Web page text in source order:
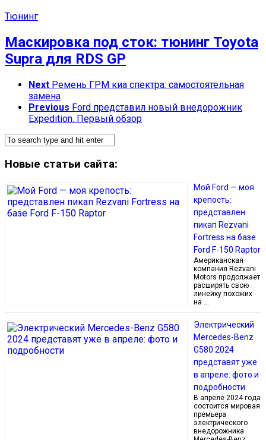
Тюнинг
Маскировка под сток: тюнинг Toyota
Supra для RDS GP
Next Ремень ГРМ киа спектра: самостоятельная
замена
Previous Ford представил новый внедорожник
Expedition. Первый обзор
Новые статьи сайта:
Мой Ford — моя
крепость:
представлен
пикап Rezvani
Fortress на базе
Ford F-150 Raptor
Американская
компания Rezvani
Motors продолжает
расширять свою
линейку похожих
на …
Электрический
Mercedes-Benz
G580 2024
представят уже
в апреле: фото и
подробности
В апреле 2024 года
состоится мировая
премьера
электрического
внедорожника